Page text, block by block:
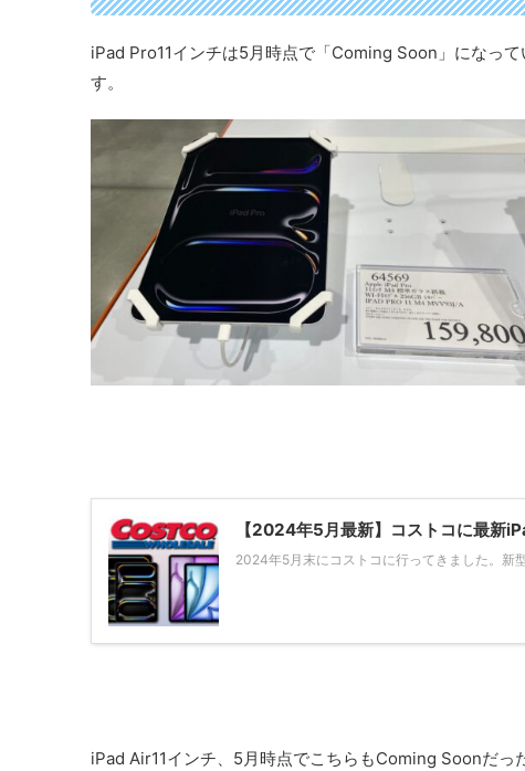
iPad Pro11インチは5月時点で「Coming Soon」になって
す。
【2024年5月最新】コストコに最新
2024年5月末にコストコに行ってきました。新
iPad Air11インチ、5月時点でこちらもComing Soonだっ